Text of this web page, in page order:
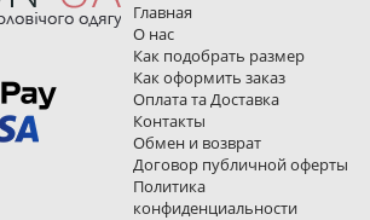
Главная
О нас
Как подобрать размер
Как оформить заказ
Оплата та Доставка
Контакты
Обмен и возврат
Договор публичной оферты
Политика
конфиденциальности